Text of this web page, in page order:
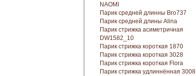
NAOMI
Парик средней длинны Bro737
Парик средней длины Alina
Парик стрижка асиметричная
DW1582_10
Парик стрижка короткая 1870
Парик стрижка короткая 3028
Парик стрижка короткая Florа
Парик стрижка удлиннённая 3008